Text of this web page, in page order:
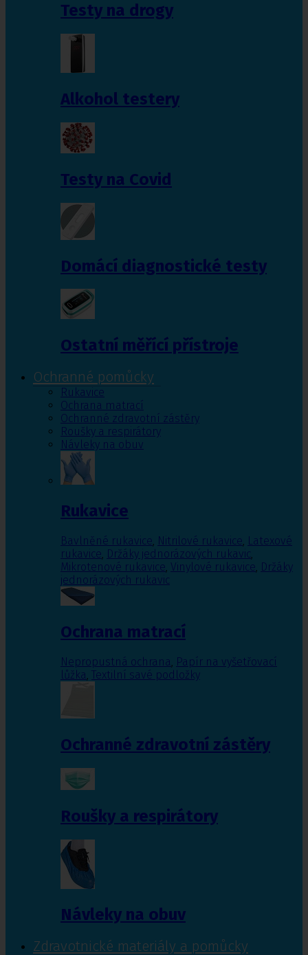
Testy na drogy
Alkohol testery
Testy na Covid
Domácí diagnostické testy
Ostatní měřící přístroje
Ochranné pomůcky
Rukavice
Ochrana matrací
Ochranné zdravotní zástěry
Roušky a respirátory
Návleky na obuv
Rukavice
Bavlněné rukavice, Nitrilové rukavice, Latexové
rukavice, Držáky jednorázových rukavic,
Mikrotenové rukavice, Vinylové rukavice, Držáky
jednorázových rukavic
Ochrana matrací
Nepropustná ochrana, Papír na vyšetřovací
lůžka, Textilní savé podložky
Ochranné zdravotní zástěry
Roušky a respirátory
Návleky na obuv
Zdravotnické materiály a pomůcky